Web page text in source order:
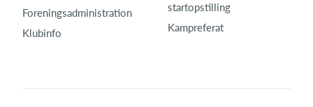
Foreningsadministration
Klubinfo
startopstilling
Kampreferat